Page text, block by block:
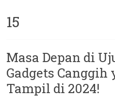
15
Masa Depan di
Gadgets Canggih
Tampil di 2024!